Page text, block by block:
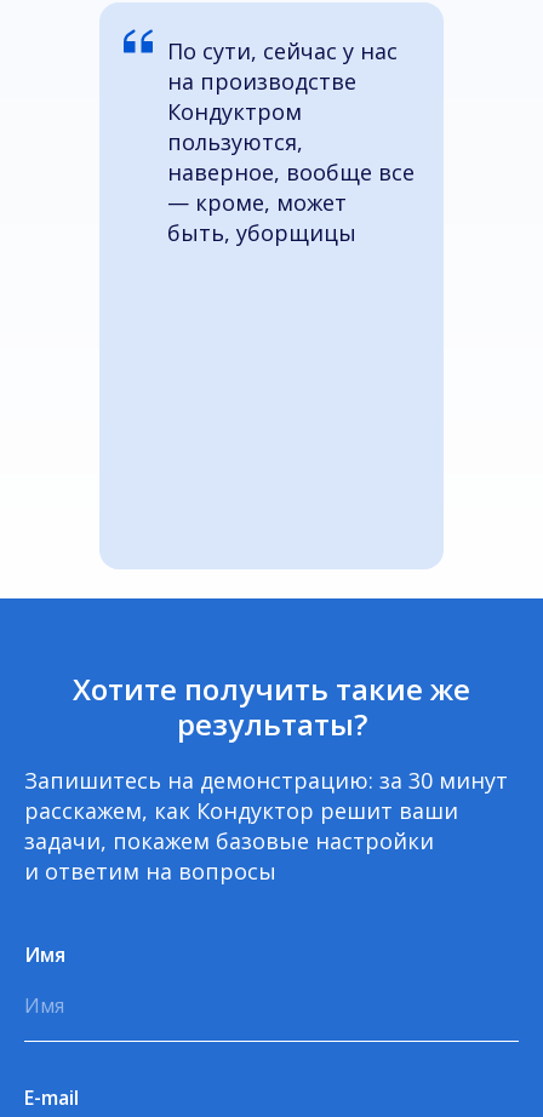
По сути, сейчас у нас
на производстве
Кондуктром
пользуются,
наверное, вообще все
— кроме, может
быть, уборщицы
Хотите получить такие же
результаты?
Запишитесь на демонстрацию: за 30 минут
расскажем, как Кондуктор решит ваши
задачи, покажем базовые настройки
и ответим на вопросы
Имя
E-mail